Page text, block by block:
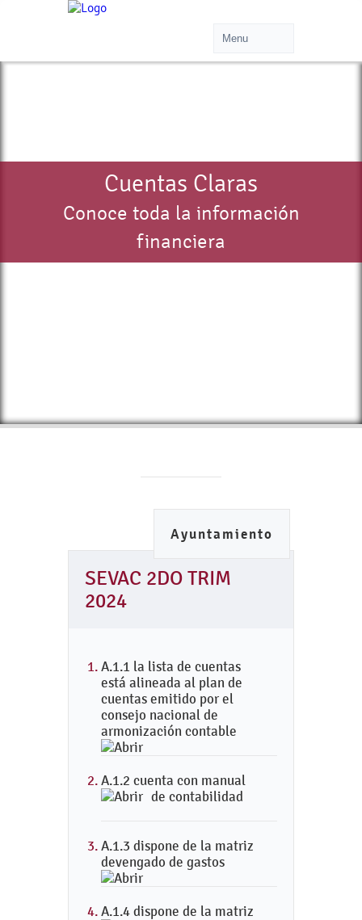
Cuentas Claras
Conoce toda la información
financiera
Ayuntamiento
SEVAC 2DO TRIM
2024
A.1.1 la lista de cuentas
está alineada al plan de
cuentas emitido por el
consejo nacional de
armonización contable
A.1.2 cuenta con manual
de contabilidad
A.1.3 dispone de la matriz
devengado de gastos
A.1.4 dispone de la matriz